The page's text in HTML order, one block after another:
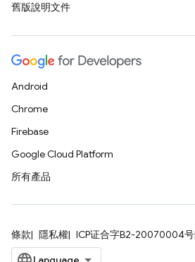
舊版說明文件
Android
Chrome
Firebase
Google Cloud Platform
所有產品
條款 隱私權 ICP证合字B2-20070004号